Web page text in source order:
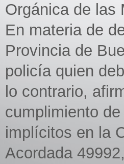
Orgánica de las
En materia de
Provincia de
policía quien
lo contrario,
cumplimiento
implícitos en la
Acordada